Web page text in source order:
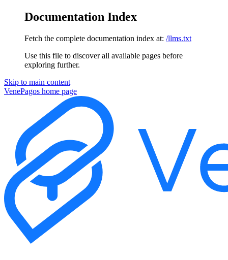
Documentation Index
Fetch the complete documentation index at: /llms.txt
Use this file to discover all available pages before
exploring further.
Skip to main content
VenePagos home page